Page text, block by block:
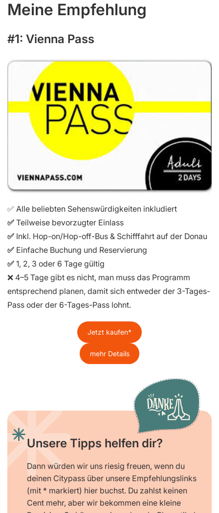
Meine Empfehlung
#1: Vienna Pass
✅ Alle beliebten Sehenswürdigkeiten inkludiert
✅ Teilweise bevorzugter Einlass
✅ Inkl. Hop-on/Hop-off-Bus & Schifffahrt auf der Donau
✅ Einfache Buchung und Reservierung
✅ 1, 2, 3 oder 6 Tage gültig
❌ 4–5 Tage gibt es nicht, man muss das Programm
entsprechend planen, damit sich entweder der 3-Tages-
Pass oder der 6-Tages-Pass lohnt.
Jetzt kaufen
mehr Details
Unsere Tipps helfen dir?
Dann würden wir uns riesig freuen, wenn du
deinen Citypass über unsere Empfehlungslinks
(mit * markiert) hier buchst. Du zahlst keinen
Cent mehr, aber wir bekommen eine kleine